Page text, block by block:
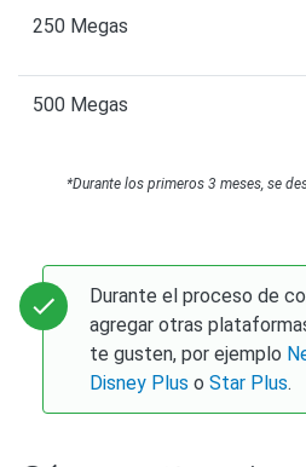
250 Megas
500 Megas
*Durante los primeros 3 meses, se
Durante el proceso de
agregar otras
te gusten, por ejemplo
Disney Plus oStar Plus.